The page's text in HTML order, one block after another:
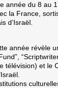
année du 8 au
la France,
d’Israël.
année révèle
télévision) et le